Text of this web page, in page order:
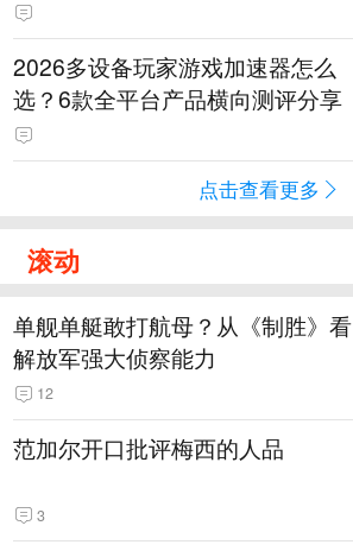
2026多设备玩家游戏加速器怎么
选？6款全平台产品横向测评分享
点击查看更多
滚动
单舰单艇敢打航母？从《制胜》看
解放军强大侦察能力
12
范加尔开口批评梅西的人品
3